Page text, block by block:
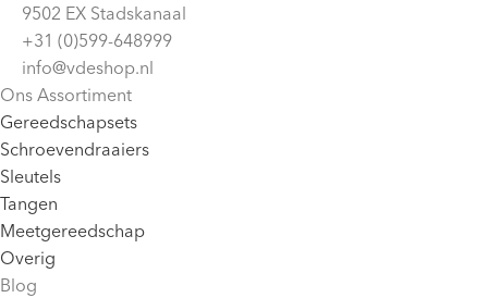
9502 EX Stadskanaal
+31 (0)599-648999
info@vdeshop.nl
Ons Assortiment
Gereedschapsets
Schroevendraaiers
Sleutels
Tangen
Meetgereedschap
Overig
Blog